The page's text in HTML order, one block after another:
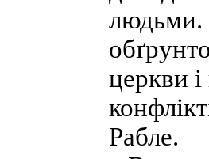
людьми.
церкви
Рабле.